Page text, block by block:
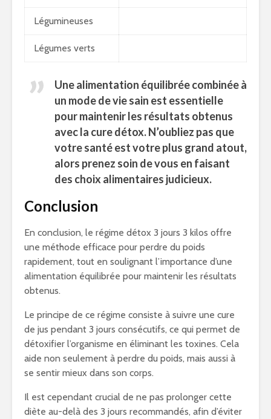
Légumineuses
Légumes verts
Une alimentation équilibrée combinée à
un mode de vie sain est essentielle
pour maintenir les résultats obtenus
avec la cure détox. N’oubliez pas que
votre santé est votre plus grand atout,
alors prenez soin de vous en faisant
des choix alimentaires judicieux.
Conclusion
En conclusion, le régime détox 3 jours 3 kilos offre
une méthode efficace pour perdre du poids
rapidement, tout en soulignant l’importance d’une
alimentation équilibrée pour maintenir les résultats
obtenus.
Le principe de ce régime consiste à suivre une cure
de jus pendant 3 jours consécutifs, ce qui permet de
détoxifier l’organisme en éliminant les toxines. Cela
aide non seulement à perdre du poids, mais aussi à
se sentir mieux dans son corps.
Il est cependant crucial de ne pas prolonger cette
diète au-delà des 3 jours recommandés, afin d’éviter